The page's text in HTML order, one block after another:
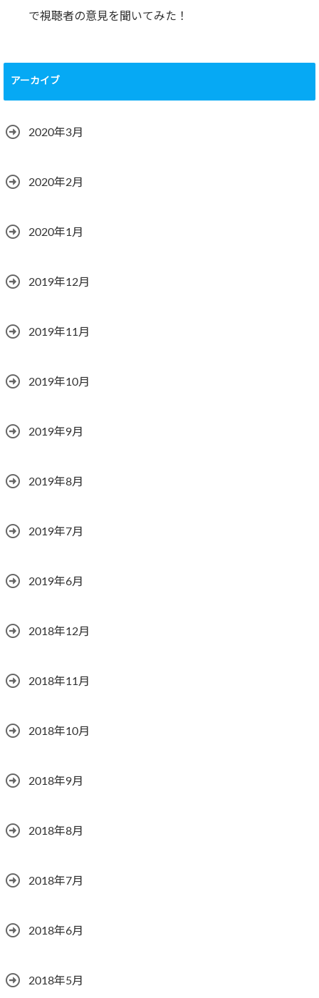
で視聴者の意見を聞いてみた！
アーカイブ
2020年3月
2020年2月
2020年1月
2019年12月
2019年11月
2019年10月
2019年9月
2019年8月
2019年7月
2019年6月
2018年12月
2018年11月
2018年10月
2018年9月
2018年8月
2018年7月
2018年6月
2018年5月